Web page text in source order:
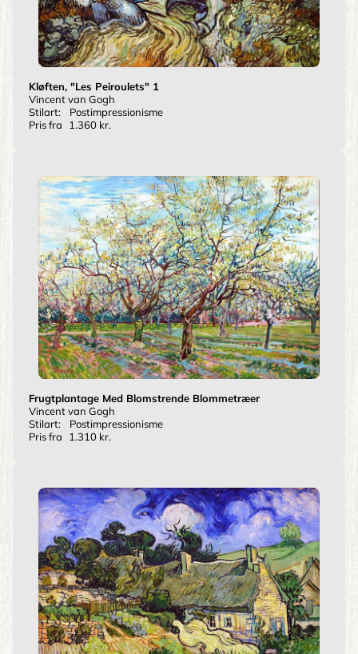
Kløften, "Les Peiroulets" 1
Vincent van Gogh
Stilart:
Postimpressionisme
Pris fra
1.360 kr.
Frugtplantage Med Blomstrende Blommetræer
Vincent van Gogh
Stilart:
Postimpressionisme
Pris fra
1.310 kr.